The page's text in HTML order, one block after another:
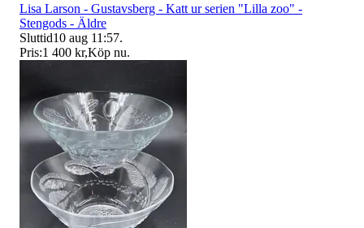
Lisa Larson - Gustavsberg - Katt ur serien "Lilla zoo" -
Stengods - Äldre
Sluttid10 aug 11:57.
Pris:1 400 kr,Köp nu.